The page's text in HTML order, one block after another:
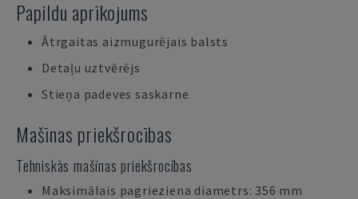
Papildu aprīkojums
Ātrgaitas aizmugurējais balsts
Detaļu uztvērējs
Stieņa padeves saskarne
Mašīnas priekšrocības
Tehniskās mašīnas priekšrocības
Maksimālais pagrieziena diametrs: 356 mm